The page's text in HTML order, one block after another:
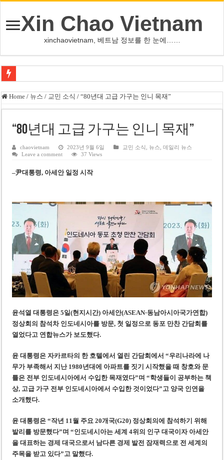
Xin Chao Vietnam
xinchaovietnam, 베트남 정보를 한 눈에……
쩐 타인 먼 베트남 국회의장 “외교 성과, 국가 위상 제고에 크게 기여”
싱가포르 하오마트, 마지막 프리미엄 매장 폐점… 적자·소송 악재 속 사업 축
베트남 은행 분기 순이익 1조 동 시대…비엣콤뱅크 등 5곳 돌파
팜 녓 브엉 빈그룹 회장 딸, 그룹 계열사 경영에 첫 등장
케펠, 투티엠 엠파이어시티 지분 전량 2억7000만 달러에 매각
베트남주식 HAT, 15년 연속 현금 배당…주당 3,000동 지급
‘1,000억 달러 남북고속철 투자’ 호언장담 메콜로르 회장 체포
베트남 세무당국, 납세자 정보 공개 기준·절차 명확화
Home / 뉴스 / 교민 소식 / “80년대 고급 가구는 인니 목재”
“80년대 고급 가구는 인니 목재”
chaovietnam 2023년 9월 6일 교민 소식 뉴스 ,데일리 뉴스
Leave a comment
37 Views
–尹대통령, 아세안 일정 시작
윤석열 대통령은 5일(현지시간) 아세안(ASEAN·동남아시아국가연합)
정상회의 참석차 인도네시아를 방문, 첫 일정으로 동포 만찬 간담회를
열었다고 연합뉴스가 보도했다.
윤 대통령은 자카르타의 한 호텔에서 열린 간담회에서 “우리나라에 나
무가 부족해서 지난 1980년대에 아파트를 짓기 시작했을 때 창호와 문
틀은 전부 인도네시아에서 수입한 목재였다”며 “학생들이 공부하는 책
상, 고급 가구 전부 인도네시아에서 수입한 것이었다”고 양국 인연을
소개했다.
윤 대통령은 “작년 11월 주요 20개국(G20) 정상회의에 참석하기 위해
발리를 방문했다”며 “인도네시아는 세계 4위의 인구 대국이자 아세안
을 대표하는 경제 대국으로서 남다른 경제 발전 잠재력으로 전 세계의
주목을 받고 있다”고 말했다.